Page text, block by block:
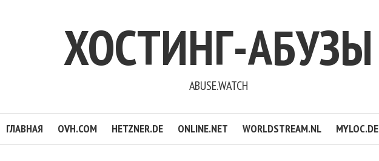
ХОСТИНГ-АБУЗЫ
ABUSE.WATCH
ГЛАВНАЯ OVH.COM HETZNER.DE ONLINE.NET WORLDSTREAM.NL MYLOC.DE